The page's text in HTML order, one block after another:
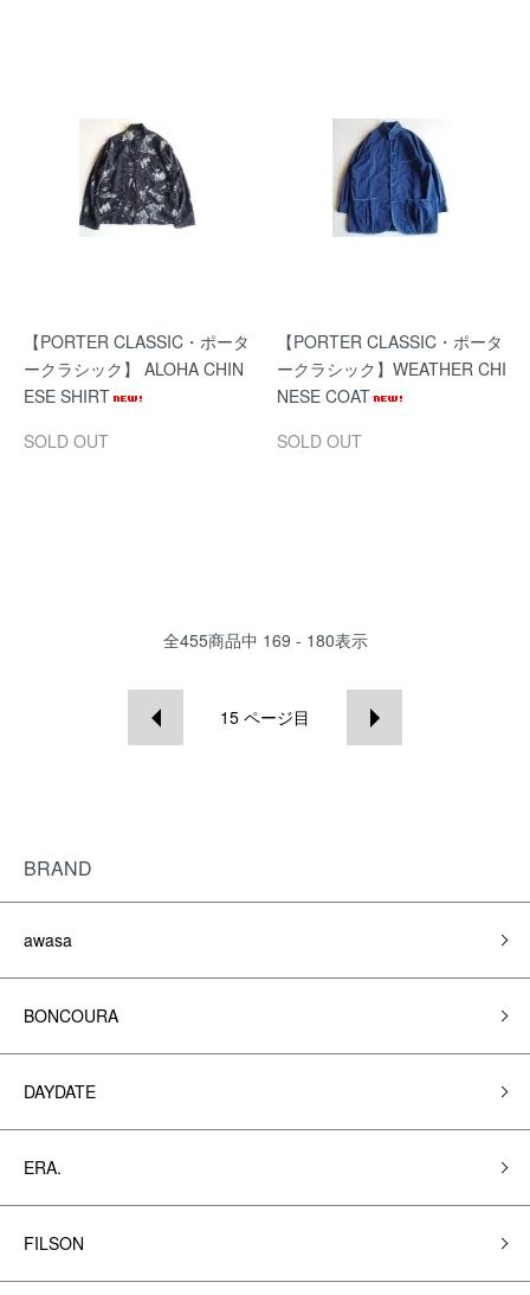
【PORTER CLASSIC・ポータ
ークラシック】 ALOHA CHIN
ESE SHIRT
SOLD OUT
【PORTER CLASSIC・ポータ
ークラシック】WEATHER CHI
NESE COAT
SOLD OUT
全455商品中 169 - 180表示
15 ページ目
BRAND
awasa
BONCOURA
DAYDATE
ERA.
FILSON